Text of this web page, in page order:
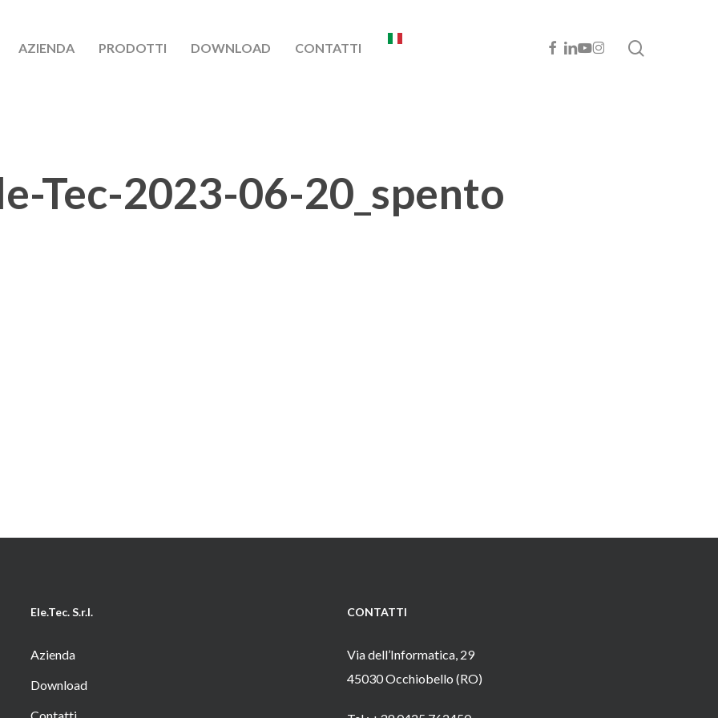
AZIENDA PRODOTTI DOWNLOAD CONTATTI FACEBOOK
LINKEDIN
YOUTUBE
INSTAGRAM
Tec-2023-06-20_spento
Ele.Tec. S.r.l.
Azienda
Download
CONTATTI
Via dell’Informatica, 29
45030 Occhiobello (RO)